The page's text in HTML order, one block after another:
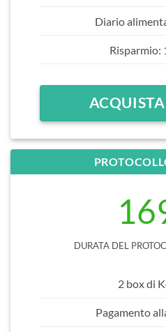
Diario
Risparmio:
DURATA DEL
2 box di
Pagamento